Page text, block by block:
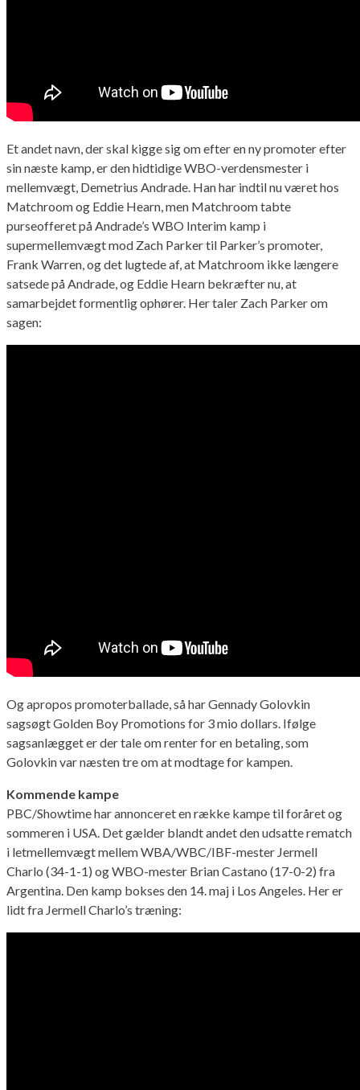
Et andet navn, der skal kigge sig om efter en ny promoter efter
sin næste kamp, er den hidtidige WBO-verdensmester i
mellemvægt, Demetrius Andrade. Han har indtil nu været hos
Matchroom og Eddie Hearn, men Matchroom tabte
purseofferet på Andrade’s WBO Interim kamp i
supermellemvægt mod Zach Parker til Parker’s promoter,
Frank Warren, og det lugtede af, at Matchroom ikke længere
satsede på Andrade, og Eddie Hearn bekræfter nu, at
samarbejdet formentlig ophører. Her taler Zach Parker om
sagen:
Og apropos promoterballade, så har Gennady Golovkin
sagsøgt Golden Boy Promotions for 3 mio dollars. Ifølge
sagsanlægget er der tale om renter for en betaling, som
Golovkin var næsten tre om at modtage for kampen.
Kommende kampe
PBC/Showtime har annonceret en række kampe til foråret og
sommeren i USA. Det gælder blandt andet den udsatte rematch
i letmellemvægt mellem WBA/WBC/IBF-mester Jermell
Charlo (34-1-1) og WBO-mester Brian Castano (17-0-2) fra
Argentina. Den kamp bokses den 14. maj i Los Angeles. Her er
lidt fra Jermell Charlo’s træning: